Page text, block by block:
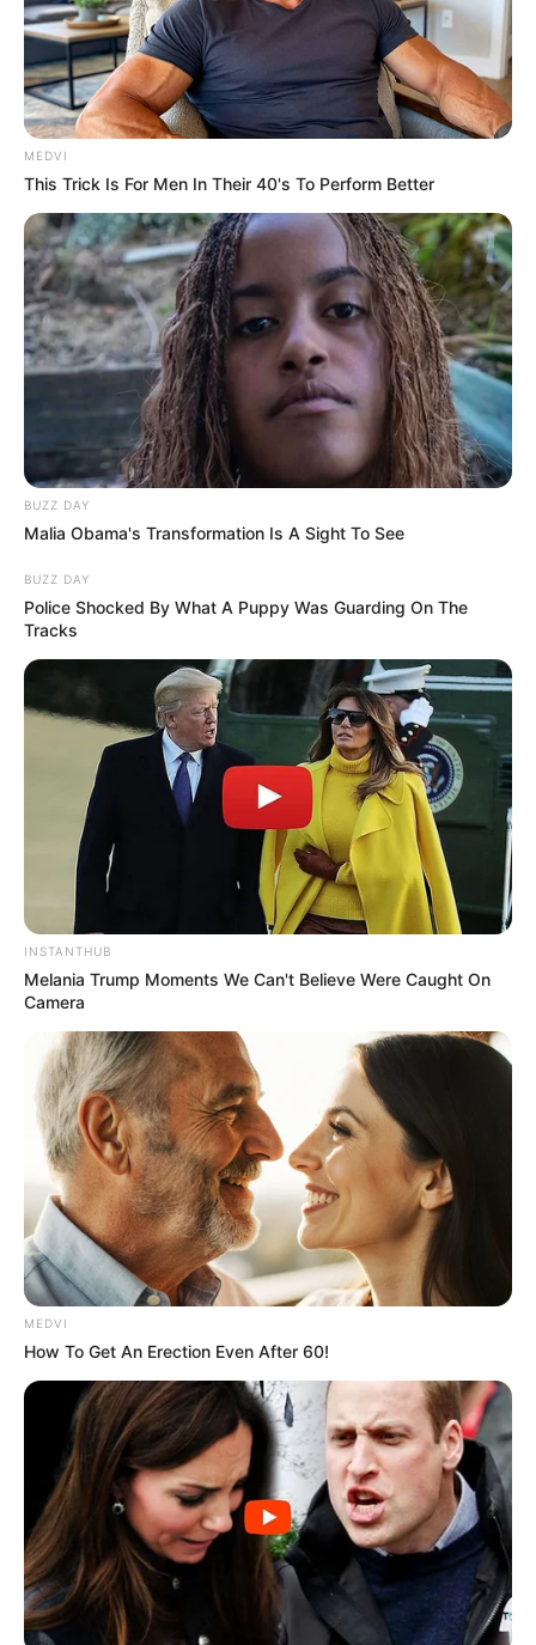
MEDVI
This Trick Is For Men In Their 40's To Perform Better
BUZZ DAY
Malia Obama's Transformation Is A Sight To See
BUZZ DAY
Police Shocked By What A Puppy Was Guarding On The
Tracks
INSTANTHUB
Melania Trump Moments We Can't Believe Were Caught On
Camera
MEDVI
How To Get An Erection Even After 60!